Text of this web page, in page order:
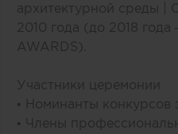
архитектурной среды |
2010 года (до 2018
AWARDS).
Участники церемонии
• Номинанты конкурсов
• Члены